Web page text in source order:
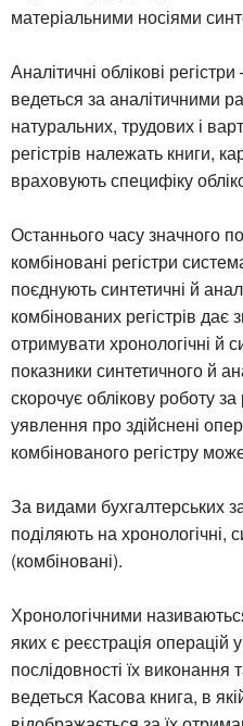
матеріальними носіями
Аналітичні облікові
ведеться за аналітичними
натуральних, трудових і
регістрів належать книги,
враховують специфіку
Останнього часу значного
комбіновані регістри
поєднують синтетичні й
комбінованих регістрів дає
отримувати хронологічні й
показники синтетичного й
скорочує облікову роботу за
уявлення про здійснені
комбінованого регістру
За видами бухгалтерських
поділяють на хронологічні,
(комбіновані).
Хронологічними
яких є реєстрація операцій
послідовності їх
ведеться Касова книга, в